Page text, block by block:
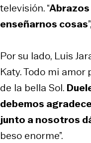
televisión. “
enseñarnos cosas
Por su lado, Luis
Katy. Todo mi
de la bella Sol.
debemos
junto a nosotros
beso enorme”.